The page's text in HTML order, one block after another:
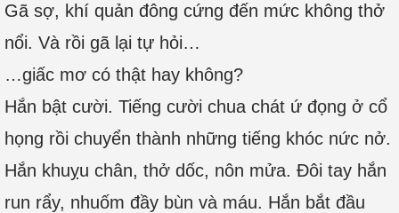
Gã sợ, khí quản đông cứng đến mức không thở
nổi. Và rồi gã lại tự hỏi…
…giấc mơ có thật hay không?
Hắn bật cười. Tiếng cười chua chát ứ đọng ở cổ
họng rồi chuyển thành những tiếng khóc nức nở.
Hắn khuỵu chân, thở dốc, nôn mửa. Đôi tay hắn
run rẩy, nhuốm đầy bùn và máu. Hắn bắt đầu